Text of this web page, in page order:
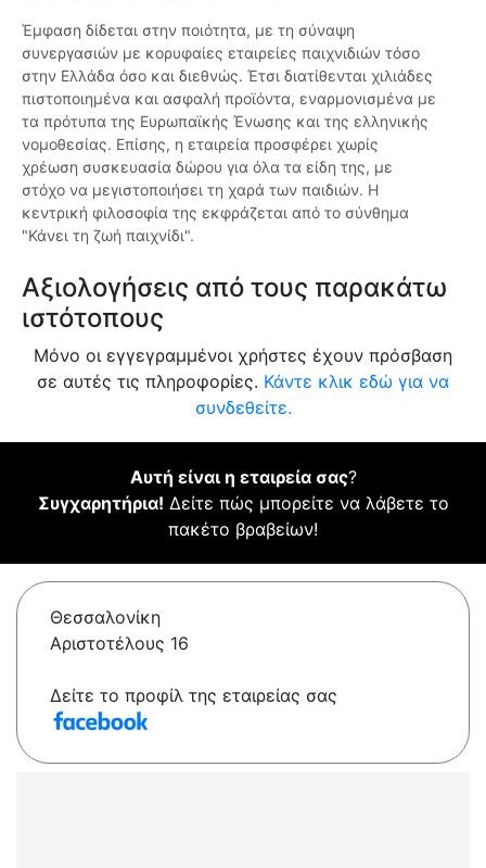
Έμφαση δίδεται στην ποιότητα, με τη σύναψη
συνεργασιών με κορυφαίες εταιρείες παιχνιδιών τόσο
στην Ελλάδα όσο και διεθνώς. Έτσι διατίθενται χιλιάδες
πιστοποιημένα και ασφαλή προϊόντα, εναρμονισμένα με
τα πρότυπα της Ευρωπαϊκής Ένωσης και της ελληνικής
νομοθεσίας. Επίσης, η εταιρεία προσφέρει χωρίς
χρέωση συσκευασία δώρου για όλα τα είδη της, με
στόχο να μεγιστοποιήσει τη χαρά των παιδιών. Η
κεντρική φιλοσοφία της εκφράζεται από το σύνθημα
"Κάνει τη ζωή παιχνίδι".
Αξιολογήσεις από τους παρακάτω
ιστότοπους
Μόνο οι εγγεγραμμένοι χρήστες έχουν πρόσβαση
σε αυτές τις πληροφορίες. Κάντε κλικ εδώ για να
συνδεθείτε.
Αυτή είναι η εταιρεία σας?
Συγχαρητήρια! Δείτε πώς μπορείτε να λάβετε το
πακέτο βραβείων!
Θεσσαλονίκη
Αριστοτέλους 16
Δείτε το προφίλ της εταιρείας σας